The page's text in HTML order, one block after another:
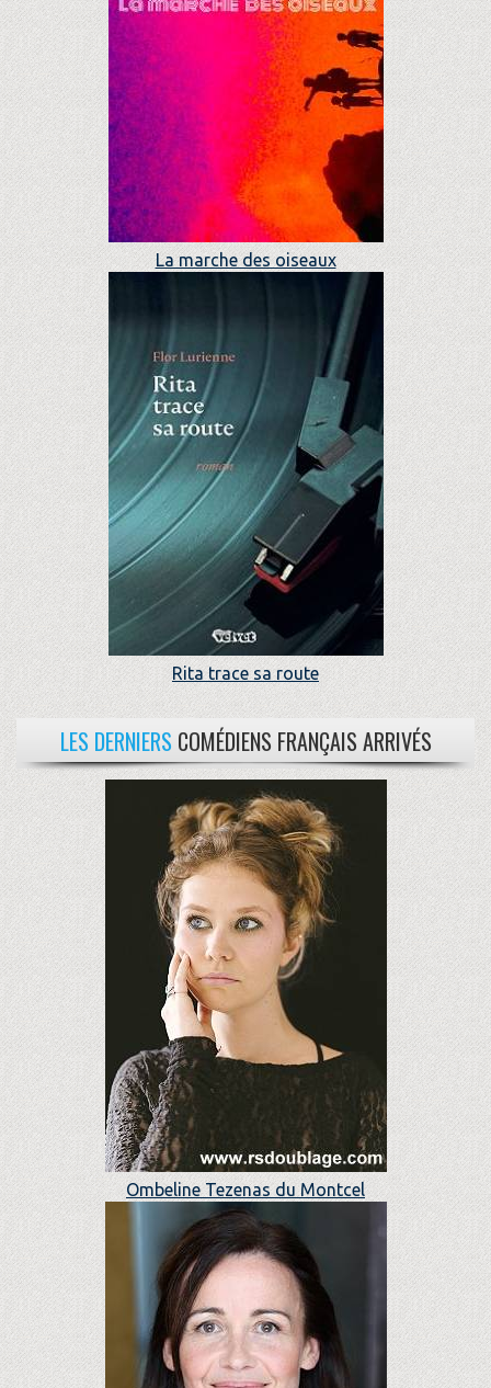
La marche des oiseaux
Rita trace sa route
LES DERNIERS COMÉDIENS FRANÇAIS ARRIVÉS
Ombeline Tezenas du Montcel